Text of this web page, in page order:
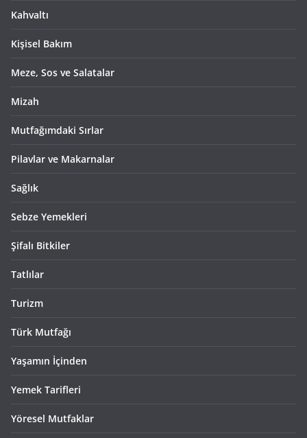
Kahvaltı
Kişisel Bakım
Meze, Sos ve Salatalar
Mizah
Mutfağımdaki Sırlar
Pilavlar ve Makarnalar
Sağlık
Sebze Yemekleri
Şifalı Bitkiler
Tatlılar
Turizm
Türk Mutfağı
Yaşamın İçinden
Yemek Tarifleri
Yöresel Mutfaklar